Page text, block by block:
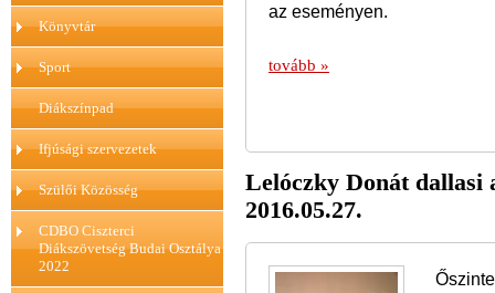
Könyvtár
Sport
Diákszínpad
Ifjúsági szervezetek
Szülői Közösség
CDBO Ciszterci
Diákszövetség Budai Osztálya
2022
az eseményen.
tovább »
Lelóczky Donát dallasi
2016.05.27.